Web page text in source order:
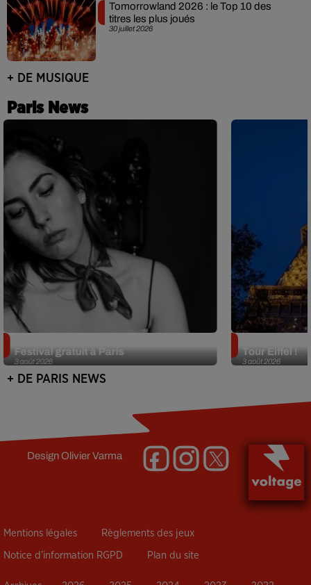
30 juillet 2026
Tomorrowland 2026 : le Top 10 des
titres les plus joués
+ DE MUSIQUE
Paris News
3 août 2026
Festival gratuit à Paris
3 août 2026
Tour Eiffel !
+ DE PARIS NEWS
DesignOlivier Varma
Mentions légales Règlements des jeux
Notice d’information RGPD Plan du site